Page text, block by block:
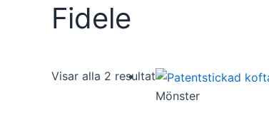
Fidele
Visar alla 2 resultat
Mönster